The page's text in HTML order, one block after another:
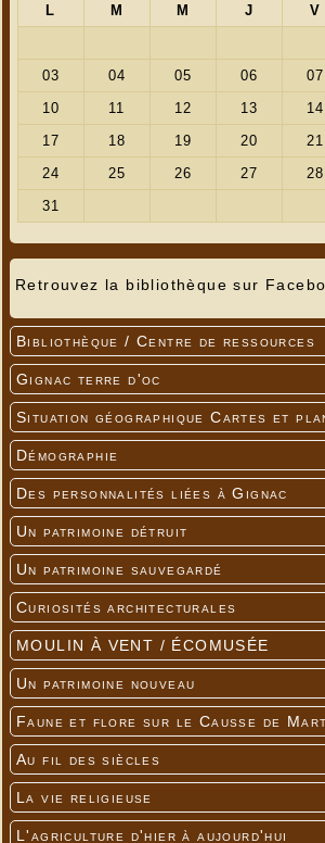
Retrouvez la bibliothèque sur
Bibliothèque / Centre de ressources
Gignac terre d'oc
Situation géographique Cartes et
Démographie
Des personnalités liées à Gignac
Un patrimoine détruit
Un patrimoine sauvegardé
Curiosités architecturales
MOULIN À VENT / ÉCOMUSÉE
Un patrimoine nouveau
Faune et flore sur le Causse de
Au fil des siècles
La vie religieuse
L'agriculture d'hier à aujourd'hui